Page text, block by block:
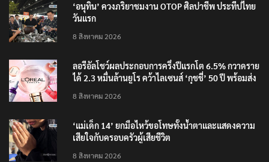
‘อนุทิน’ ควงภริยาชมงาน OTOP ศิลปาชีพ ประทีปไทย
วันแรก
8 สิงหาคม 2026
ลอรีอัลโชว์ผลประกอบการครึ่งปีแรกโต 6.5% กวาดราย
ได้ 2.3 หมื่นล้านยูโร คว้าไลเซนส์ ‘กุชชี่’ 50 ปี พร้อมส่ง
8 สิงหาคม 2026
‘แม่เด็ก 14’ ยกมือไหว้ขอโทษทั้งน้ำตาและแสดงความ
เสียใจกับครอบครัวผู้เสียชีวิต
8 สิงหาคม 2026